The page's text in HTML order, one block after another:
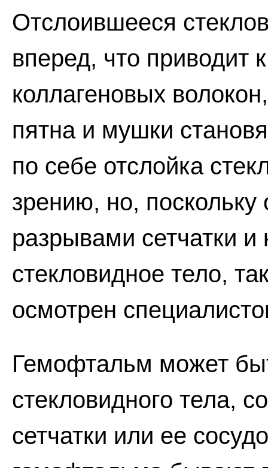
Отслоившееся
вперед, что приводит
коллагеновых
пятна и мушки
по себе отслойка
зрению, но, поскольку
разрывами сетчатки
стекловидное тело,
осмотрен
Гемофтальм может
стекловидного тела,
сетчатки или ее